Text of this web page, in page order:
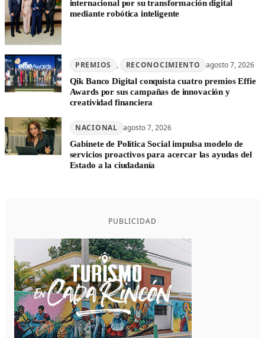
internacional por su transformación digital
mediante robótica inteligente
PREMIOS , RECONOCIMIENTO agosto 7, 2026
Qik Banco Digital conquista cuatro premios Effie
Awards por sus campañas de innovación y
creatividad financiera
NACIONAL agosto 7, 2026
Gabinete de Política Social impulsa modelo de
servicios proactivos para acercar las ayudas del
Estado a la ciudadanía
PUBLICIDAD